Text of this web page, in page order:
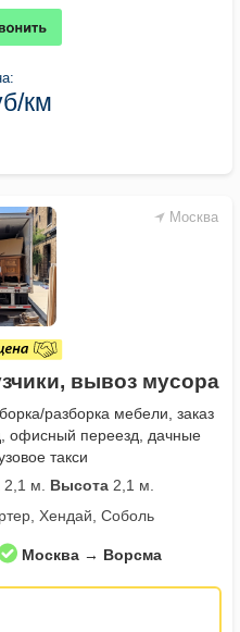
км
Москва
вывоз мусора
разборка мебели, заказ
офисный переезд, дачные
такси
2,1 м. Высота2,1 м.
Хендай, Соболь
Москва → Ворсма